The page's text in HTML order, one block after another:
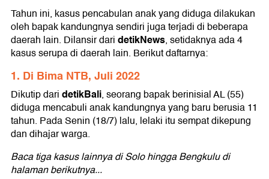
Tahun ini, kasus pencabulan anak yang diduga dilakukan
oleh bapak kandungnya sendiri juga terjadi di beberapa
daerah lain. Dilansir daridetikNews, setidaknya ada 4
kasus serupa di daerah lain. Berikut daftarnya:
1. Di Bima NTB, Juli 2022
Dikutip daridetikBali, seorang bapak berinisial AL (55)
diduga mencabuli anak kandungnya yang baru berusia 11
tahun. Pada Senin (18/7) lalu, lelaki itu sempat dikepung
dan dihajar warga.
Baca tiga kasus lainnya di Solo hingga Bengkulu di
halaman berikutnya...